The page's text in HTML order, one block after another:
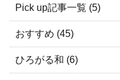
Pick up記事一覧 (5)
おすすめ (45)
ひろがる和 (6)